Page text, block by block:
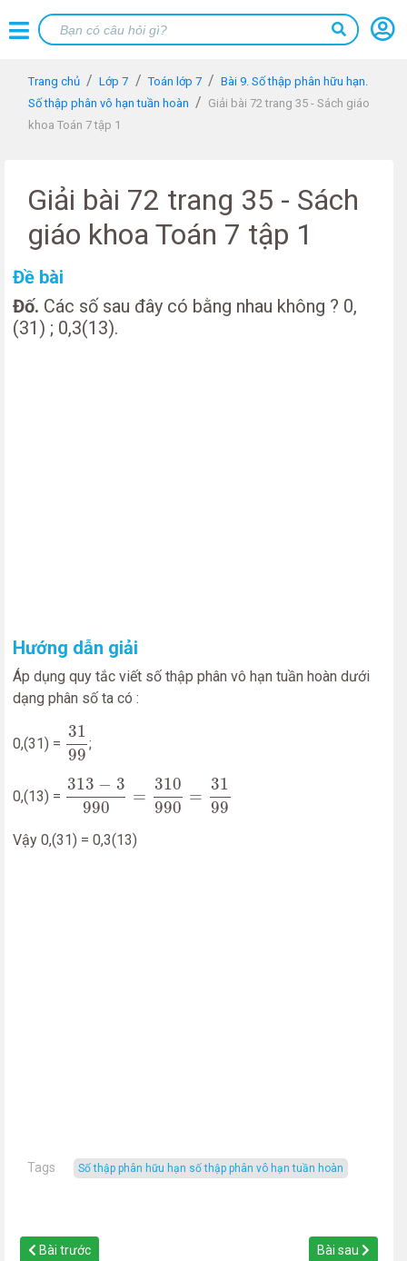
Trang chủ Lớp 7 Toán lớp 7
Bài 9. Số thập phân hữu hạn.
Số thập phân vô hạn tuần hoàn
Giải bài 72 trang 35 - Sách giáo
khoa Toán 7 tập 1
Giải bài 72 trang 35 - Sách
giáo khoa Toán 7 tập 1
Đề bài
Đố. Các số sau đây có bằng nhau không ? 0,
(31) ; 0,3(13).
Hướng dẫn giải
Áp dụng quy tắc viết số thập phân vô hạn tuần hoàn dưới
dạng phân số ta có :
0,(31) =
31
99
31
;
0,(13) =
313 − 3
990
=
310
990
=
31
99
313 990 310 990=31
Vậy 0,(31) = 0,3(13)
Tags số thập phân hữu hạn số thập phân vô hạn tuần hoàn
Bài trước Bài sau